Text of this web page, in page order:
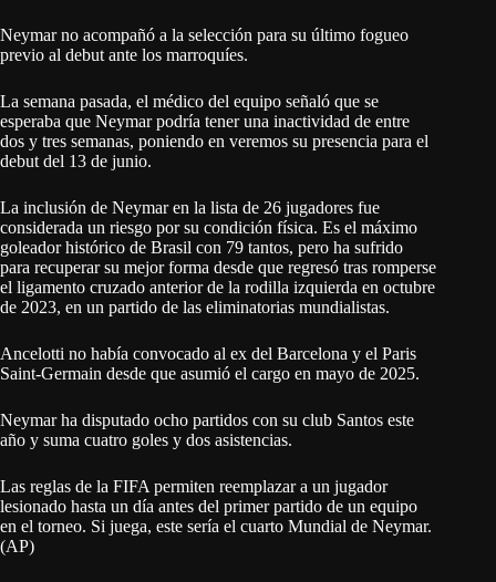
Neymar no acompañó a la selección para su último fogueo
previo al debut ante los marroquíes.
La semana pasada, el médico del equipo señaló que se
esperaba que Neymar podría tener una inactividad de entre
dos y tres semanas, poniendo en veremos su presencia para el
debut del 13 de junio.
La inclusión de Neymar en la lista de 26 jugadores fue
considerada un riesgo por su condición física. Es el máximo
goleador histórico de Brasil con 79 tantos, pero ha sufrido
para recuperar su mejor forma desde que regresó tras romperse
el ligamento cruzado anterior de la rodilla izquierda en octubre
de 2023, en un partido de las eliminatorias mundialistas.
Ancelotti no había convocado al ex del Barcelona y el Paris
Saint-Germain desde que asumió el cargo en mayo de 2025.
Neymar ha disputado ocho partidos con su club Santos este
año y suma cuatro goles y dos asistencias.
Las reglas de la FIFA permiten reemplazar a un jugador
lesionado hasta un día antes del primer partido de un equipo
en el torneo. Si juega, este sería el cuarto Mundial de Neymar.
(AP)